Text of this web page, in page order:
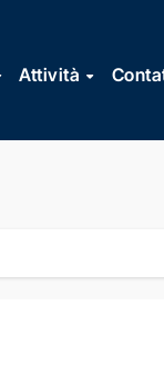
Attività